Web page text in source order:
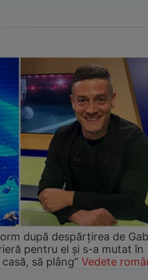
după despărțirea de
pentru el și s-a mutat în
să plâng” Vedete